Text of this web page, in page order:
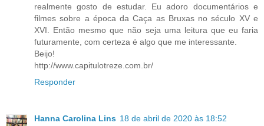
realmente gosto de estudar. Eu adoro documentários e
filmes sobre a época da Caça as Bruxas no século XV e
XVI. Então mesmo que não seja uma leitura que eu faria
futuramente, com certeza é algo que me interessante.
Beijo!
http://www.capitulotreze.com.br/
Responder
Hanna Carolina Lins 18 de abril de 2020 às 18:52